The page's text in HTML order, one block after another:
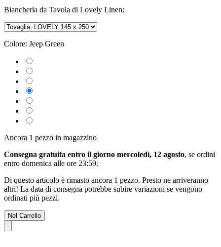
Biancheria da Tavola di Lovely Linen:
Colore: Jeep Green
Ancora 1 pezzo in magazzino
Consegna gratuita entro il giorno mercoledì, 12 agosto, se ordini
entro domenica alle ore 23:59.
Di questo articolo è rimasto ancora 1 pezzo. Presto ne arriveranno
altri! La data di consegna potrebbe subire variazioni se vengono
ordinati più pezzi.
Nel Carrello